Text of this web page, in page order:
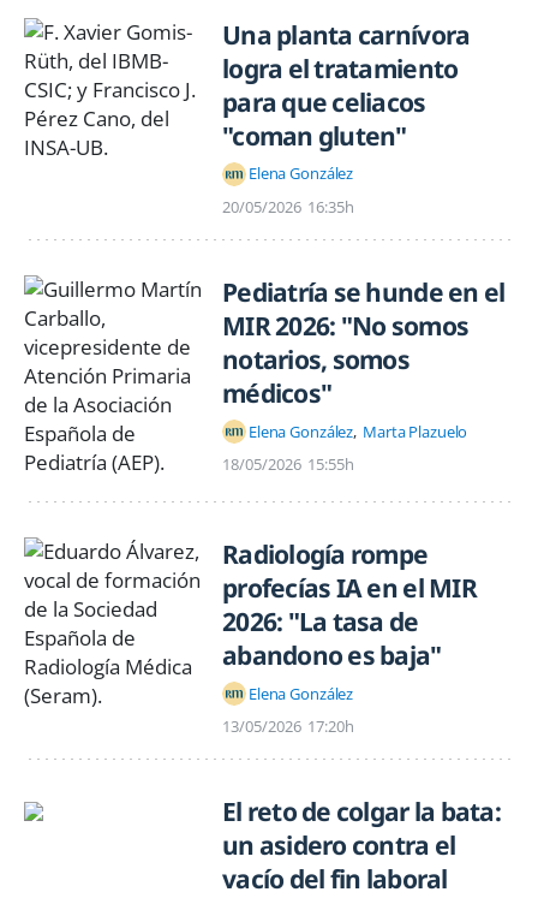
Una planta carnívora
logra el tratamiento
para que celiacos
"coman gluten"
Elena González
20/05/2026 16:35h
Pediatría se hunde en el
MIR 2026: "No somos
notarios, somos
médicos"
Elena González Marta Plazuelo
18/05/2026 15:55h
Radiología rompe
profecías IA en el MIR
2026: "La tasa de
abandono es baja"
Elena González
13/05/2026 17:20h
El reto de colgar la bata:
un asidero contra el
vacío del fin laboral